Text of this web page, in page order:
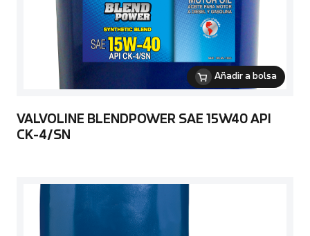
Añadir a bolsa
VALVOLINE BLENDPOWER SAE 15W40 API
CK-4/SN